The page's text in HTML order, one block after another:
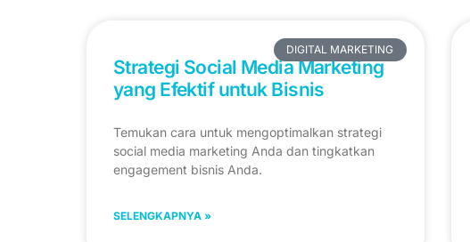
DIGITAL MARKETING
Strategi Social Media Marketing
yang Efektif untuk Bisnis
Temukan cara untuk mengoptimalkan strategi
social media marketing Anda dan tingkatkan
engagement bisnis Anda.
SELENGKAPNYA »